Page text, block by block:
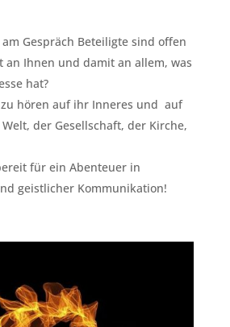
Gespräch Beteiligte sind offen
an Ihnen und damit an allem, was
hat?
hören auf ihr Inneres und auf
der Gesellschaft, der Kirche,
für ein Abenteuer in
geistlicher Kommunikation!